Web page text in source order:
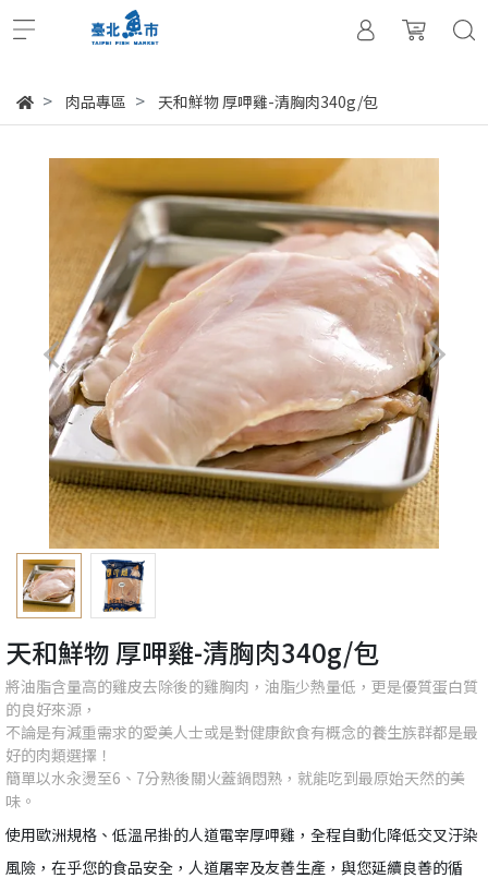
肉品專區 天和鮮物 厚呷雞-清胸肉340g/包
天和鮮物 厚呷雞-清胸肉340g/包
將油脂含量高的雞皮去除後的雞胸肉，油脂少熱量低，更是優質蛋白質
的良好來源，
不論是有減重需求的愛美人士或是對健康飲食有概念的養生族群都是最
好的肉類選擇！
簡單以水汆燙至6、7分熟後關火蓋鍋悶熟，就能吃到最原始天然的美
味。
使用歐洲規格、低溫吊掛的人道電宰厚呷雞，全程自動化降低交叉汙染
風險，在乎您的食品安全，人道屠宰及友善生產，與您延續良善的循